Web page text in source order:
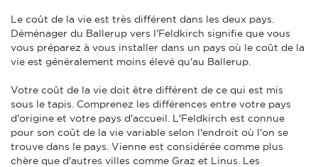
Le coût de la vie est très différent dans les deux pays.
Déménager du Ballerup vers l'Feldkirch signifie que vous
vous préparez à vous installer dans un pays où le coût de la
vie est généralement moins élevé qu'au Ballerup.
Votre coût de la vie doit être différent de ce qui est mis
sous le tapis. Comprenez les différences entre votre pays
d'origine et votre pays d'accueil. L'Feldkirch est connue
pour son coût de la vie variable selon l'endroit où l'on se
trouve dans le pays. Vienne est considérée comme plus
chère que d'autres villes comme Graz et Linus. Les